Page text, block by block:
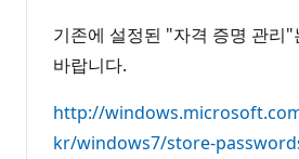
기존에 설정된 "자격 증명 관리"
바랍니다.
http://
kr/windows7/store-